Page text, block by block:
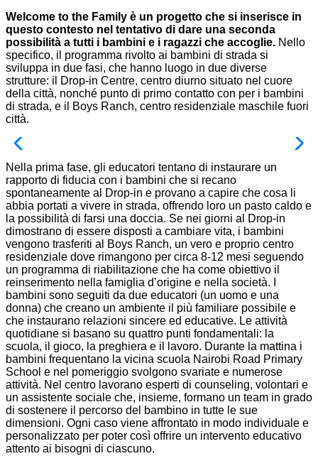
Welcome to the Family è un progetto che si inserisce in
questo contesto nel tentativo di dare una seconda
possibilità a tutti i bambini e i ragazzi che accoglie. Nello
specifico, il programma rivolto ai bambini di strada si
sviluppa in due fasi, che hanno luogo in due diverse
strutture: il Drop-in Centre, centro diurno situato nel cuore
della città, nonché punto di primo contatto con per i bambini
di strada, e il Boys Ranch, centro residenziale maschile fuori
città.
Nella prima fase, gli educatori tentano di instaurare un
rapporto di fiducia con i bambini che si recano
spontaneamente al Drop-in e provano a capire che cosa li
abbia portati a vivere in strada, offrendo loro un pasto caldo e
la possibilità di farsi una doccia. Se nei giorni al Drop-in
dimostrano di essere disposti a cambiare vita, i bambini
vengono trasferiti al Boys Ranch, un vero e proprio centro
residenziale dove rimangono per circa 8-12 mesi seguendo
un programma di riabilitazione che ha come obiettivo il
reinserimento nella famiglia d’origine e nella società. I
bambini sono seguiti da due educatori (un uomo e una
donna) che creano un ambiente il più familiare possibile e
che instaurano relazioni sincere ed educative. Le attività
quotidiane si basano su quattro punti fondamentali: la
scuola, il gioco, la preghiera e il lavoro. Durante la mattina i
bambini frequentano la vicina scuola Nairobi Road Primary
School e nel pomeriggio svolgono svariate e numerose
attività. Nel centro lavorano esperti di counseling, volontari e
un assistente sociale che, insieme, formano un team in grado
di sostenere il percorso del bambino in tutte le sue
dimensioni. Ogni caso viene affrontato in modo individuale e
personalizzato per poter così offrire un intervento educativo
attento ai bisogni di ciascuno.